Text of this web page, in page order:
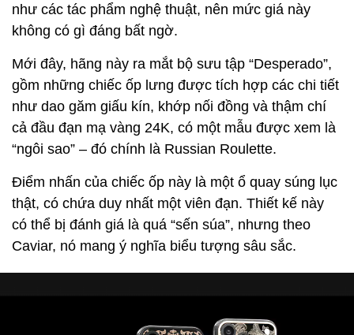
như các tác phẩm nghệ thuật, nên mức giá này
không có gì đáng bất ngờ.
Mới đây, hãng này ra mắt bộ sưu tập “Desperado”,
gồm những chiếc ốp lưng được tích hợp các chi tiết
như dao găm giấu kín, khớp nối đồng và thậm chí
cả đầu đạn mạ vàng 24K, có một mẫu được xem là
“ngôi sao” – đó chính là Russian Roulette.
Điểm nhấn của chiếc ốp này là một ổ quay súng lục
thật, có chứa duy nhất một viên đạn. Thiết kế này
có thể bị đánh giá là quá “sến súa”, nhưng theo
Caviar, nó mang ý nghĩa biểu tượng sâu sắc.